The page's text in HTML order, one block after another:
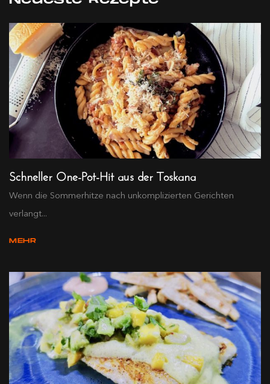
Schneller One-Pot-Hit aus der Toskana
Wenn die Sommerhitze nach unkomplizierten Gerichten
verlangt...
MEHR